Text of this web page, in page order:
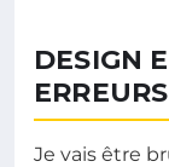
DESIGN
Je vais être